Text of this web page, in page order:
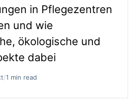
in Pflegezentren
und wie
ökologische und
dabei
/1 min read